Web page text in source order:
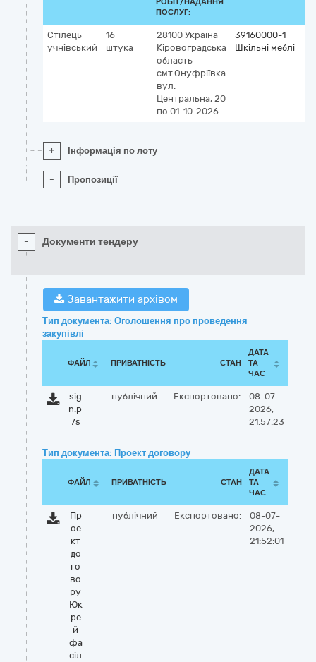
ПОСЛУГ:
Стілець
учнівський
16
штука
28100 Україна
Кіровоградська
область
смт.Онуфріївка
вул.
Центральна, 20
по 01-10-2026
39160000-1
Шкільні меблі
+ Інформація по лоту
- Пропозиції
- Документи тендеру
Завантажити архівом
Тип документа: Оголошення про проведення
закупівлі
ФАЙЛ ПРИВАТНІСТЬ СТАН
ДАТА
ТА
ЧАС
sig
n.p
7s
публічний Експортовано:
08-07-
2026,
21:57:23
Тип документа: Проект договору
ФАЙЛ ПРИВАТНІСТЬ СТАН
ДАТА
ТА
ЧАС
Пр
ое
кт
до
го
во
ру
Юк
ре
й
фа
сіл
публічний Експортовано:
08-07-
2026,
21:52:01